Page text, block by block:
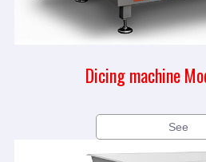
Dicing machine
See